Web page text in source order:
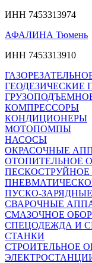
ИНН 7453313974
АФАЛИНА Тюмень
ИНН 7453313910
ГЕОДЕЗИЧЕСКИЕ
КОМПРЕССОРЫ
КОНДИЦИОНЕРЫ
МОТОПОМПЫ
НАСОСЫ
ОКРАСОЧНЫЕ
ОТОПИТЕЛЬНОЕ
ПЕСКОСТРУЙНОЕ
ПУСКО-
СВАРОЧНЫЕ
СМАЗОЧНОЕ
СПЕЦОДЕЖДА И
СТАНКИ
СТРОИТЕЛЬНОЕ